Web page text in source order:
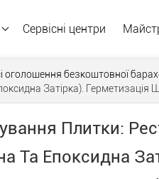
Сервісні центри
оголошення безкоштовної
Затірка). Герметизація
Плитки:
Та Епоксидна